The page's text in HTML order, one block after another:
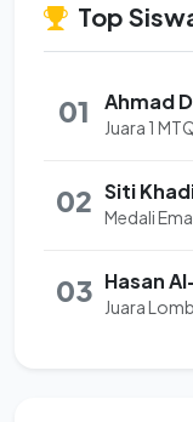
Top
01 Ahmad
Juara 1
02 Siti
Medali
03 Hasan
Juara